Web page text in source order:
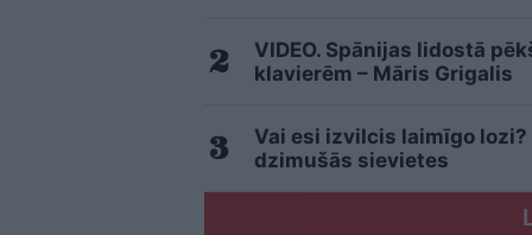
VIDEO. Spānijas lidostā
klavierēm – Māris Grigalis
Vai esi izvilcis laimīgo
dzimušās sievietes